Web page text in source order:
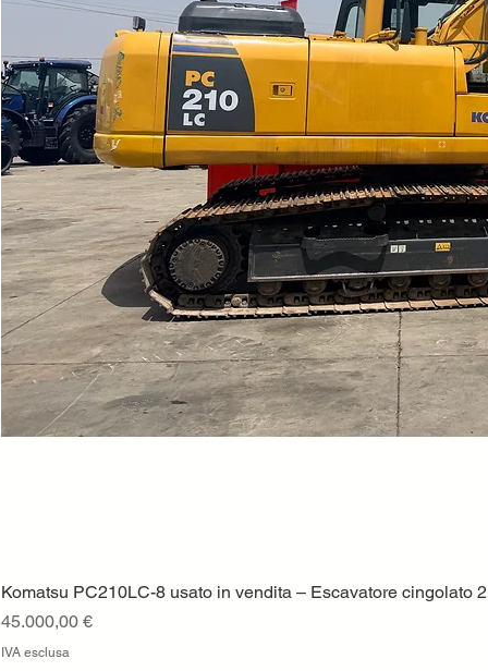
Komatsu PC210LC-8 usato in vendita – Escavatore cingolato
Prezzo
45.000,00 €
IVA esclusa